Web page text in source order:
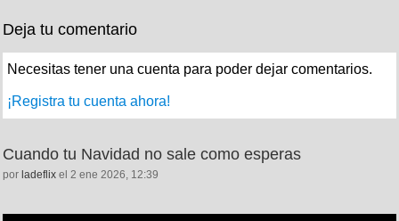
Deja tu comentario
Necesitas tener una cuenta para poder dejar comentarios.
¡Registra tu cuenta ahora!
Cuando tu Navidad no sale como esperas
por ladeflix el 2 ene 2026, 12:39